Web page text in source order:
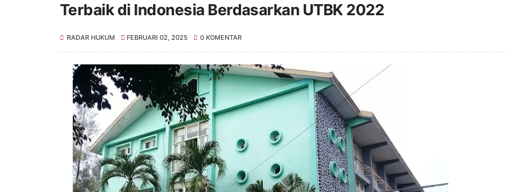
Terbaik di Indonesia Berdasarkan UTBK 2022
RADAR HUKUM FEBRUARI 02, 2025 0 KOMENTAR